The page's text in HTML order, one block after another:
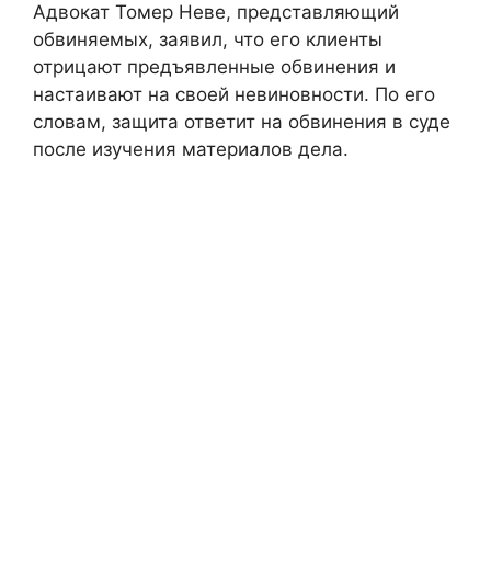
Адвокат Томер Неве, представляющий
обвиняемых, заявил, что его клиенты
отрицают предъявленные обвинения и
настаивают на своей невиновности. По его
словам, защита ответит на обвинения в суде
после изучения материалов дела.